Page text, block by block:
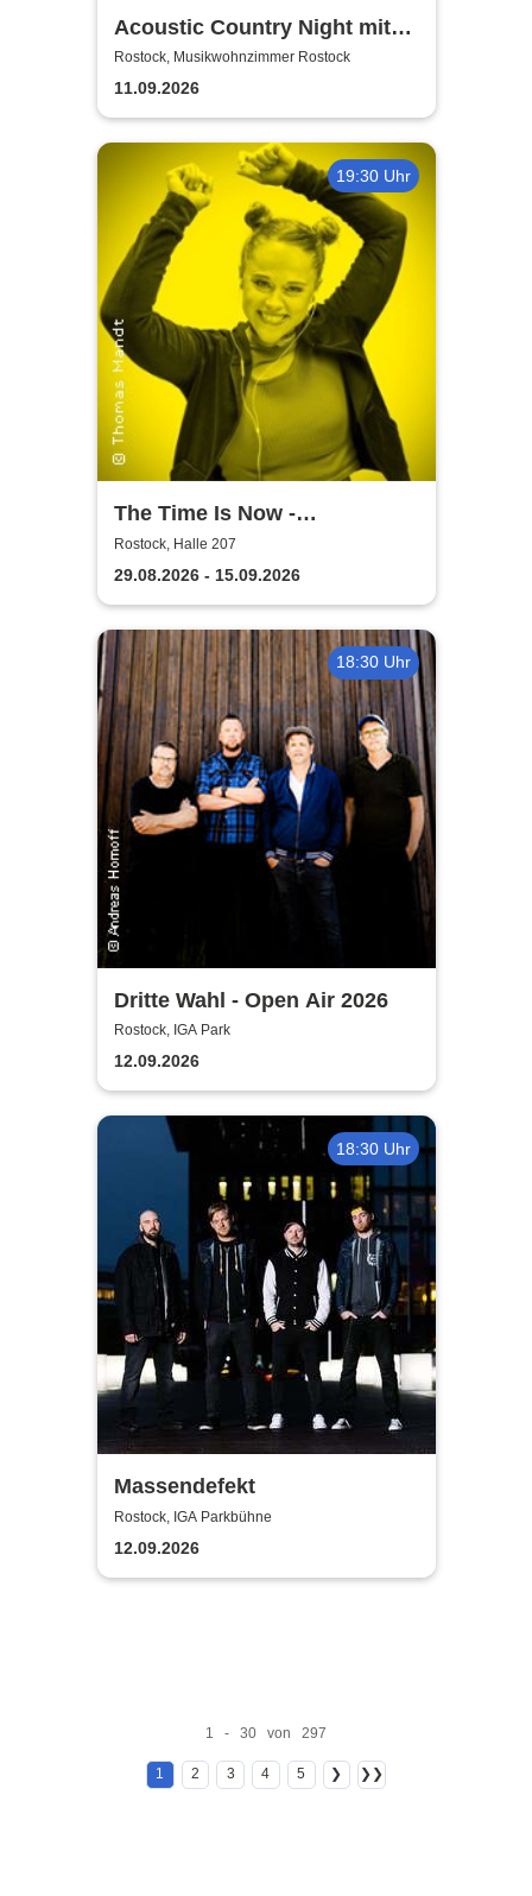
Acoustic Country Night mit
Alina Sebastian & David
Tarakona | Musikwohnzimmer
Rostock
Rostock, Musikwohnzimmer Rostock
11.09.2026
19:30 Uhr
The Time Is Now -
Volkstheater Rostock
Rostock, Halle 207
29.08.2026 - 15.09.2026
18:30 Uhr
Dritte Wahl - Open Air 2026
Rostock, IGA Park
12.09.2026
18:30 Uhr
Massendefekt
Rostock, IGA Parkbühne
12.09.2026
1 - 30 von 297
1 2 3 4 5 ❯ ❯❯